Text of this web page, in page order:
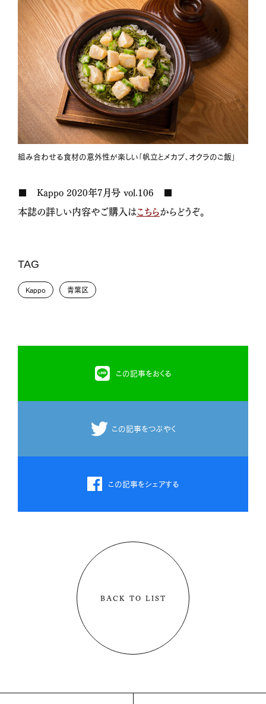
組み合わせる食材の意外性が楽しい「帆立とメカブ、オクラのご飯」
■ Kappo 2020年7月号 vol.106 ■
本誌の詳しい内容やご購入はこちらからどうぞ。
TAG
Kappo 青葉区
この記事をおくる
この記事をつぶやく
この記事をシェアする
BACK TO LIST